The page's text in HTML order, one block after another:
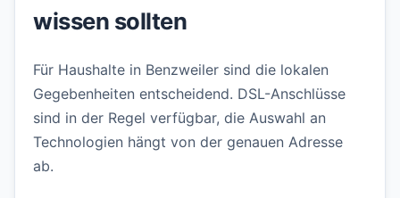
wissen sollten
Für Haushalte in Benzweiler sind die lokalen
Gegebenheiten entscheidend. DSL-Anschlüsse
sind in der Regel verfügbar, die Auswahl an
Technologien hängt von der genauen Adresse
ab.